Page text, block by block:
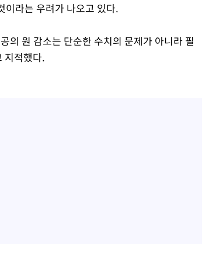
이라는 우려가 나오고 있다.
의 원 감소는 단순한 수치의 문제가 아니라 필
지적했다.